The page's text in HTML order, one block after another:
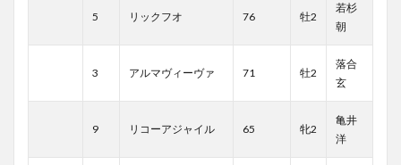
5 リックフオ 76 牡2
若杉
朝
3 アルマヴィーヴァ 71 牡2
落合
玄
9 リコーアジャイル 65 牝2
亀井
洋